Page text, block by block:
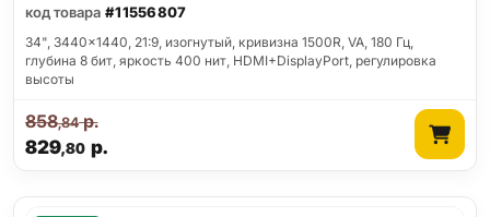
код товара #11556807
34", 3440x1440, 21:9, изогнутый, кривизна 1500R, VA, 180 Гц,
глубина 8 бит, яркость 400 нит, HDMI+DisplayPort, регулировка
высоты
829,80р.
858,84р.